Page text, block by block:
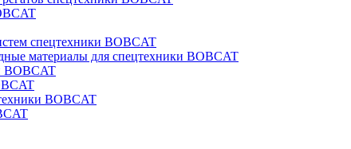
спецтехники BOBCAT
материалы для спецтехники BOBCAT
BOBCAT
BOBCAT